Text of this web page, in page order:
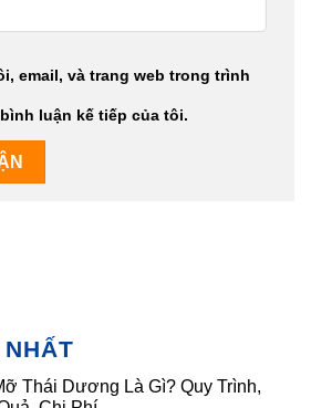
email, và trang web trong trình
luận kế tiếp của tôi.
Thái Dương Là Gì? Quy Trình,